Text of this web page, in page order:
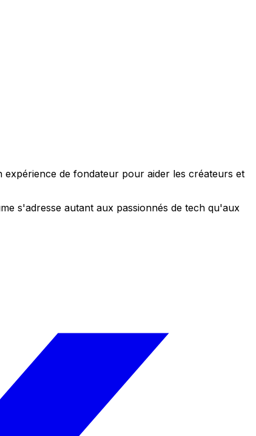
de fondateur pour aider les créateurs et
s'adresse autant aux passionnés de tech qu'aux